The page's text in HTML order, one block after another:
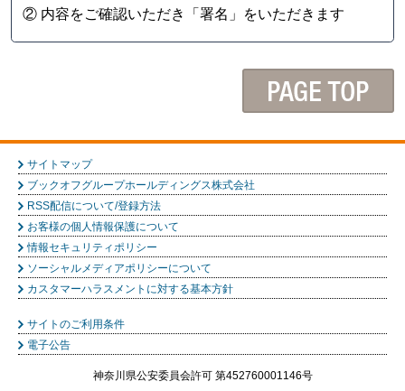
② 内容をご確認いただき「署名」をいただきます
サイトマップ
ブックオフグループホールディングス株式会社
RSS配信について/登録方法
お客様の個人情報保護について
情報セキュリティポリシー
ソーシャルメディアポリシーについて
カスタマーハラスメントに対する基本方針
サイトのご利用条件
電子公告
神奈川県公安委員会許可 第452760001146号